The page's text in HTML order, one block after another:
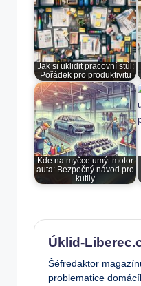
Jak si uklidit pracovní stůl:
Pořádek pro produktivitu
Kde na myčce umýt motor
auta: Bezpečný návod pro
kutily
Úklid-
Šéfredaktor
problematice